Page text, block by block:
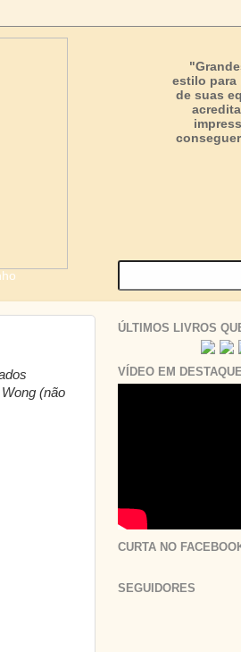
estilo para
de suas
(não
ÚLTIMOS LIVROS
VÍDEO EM DESTAQUE
CURTA NO
SEGUIDORES